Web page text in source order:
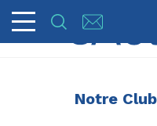
Notre